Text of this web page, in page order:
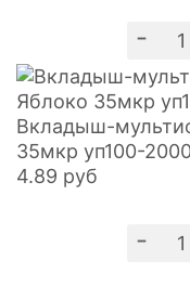
-
Вкладыш-
35мкр уп100-
4.89 руб
-